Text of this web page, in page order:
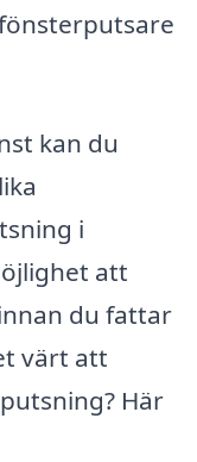
kan du
i
att
du fattar
värt att
Här